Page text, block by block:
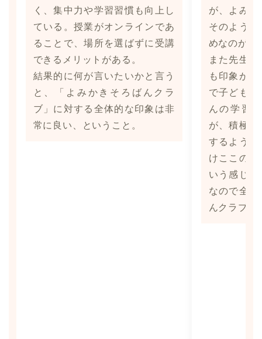
く、集中力や学習習慣も向上し
ている。授業がオンラインであ
ることで、場所を選ばずに受講
できるメリットがある。
結果的に何が言いたいかと言う
と、「よみかきそろばんクラ
ブ」に対する全体的な印象は非
常に良い、ということ。
が、よみ
そのよう
めなのが良
また先生
も印象が
で子ども
んの学習
が、積極
するように
けここの
いう感じ
なので全
んクラブの